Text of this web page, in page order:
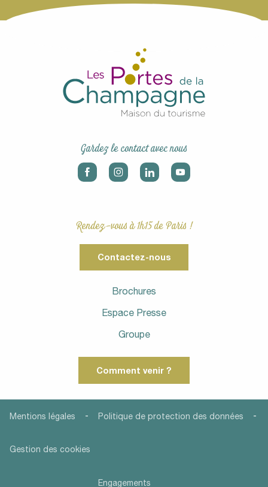
Gardez le contact avec nous
Rendez-vous à 1h15 de Paris !
Contactez-nous
Brochures
Espace Presse
Groupe
Comment venir ?
Mentions légales - Politique de protection des données -
Gestion des cookies
Engagements